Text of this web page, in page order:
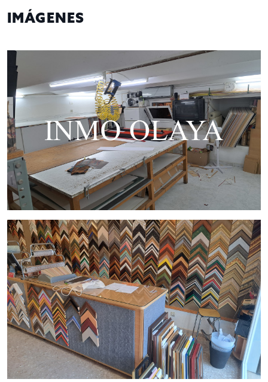
Venta 116.000€ y alquiler 2.000 euros
Consúltenos mas información y pídanos cita hoy mismo.
InmoOlaya, agencia líder en traspasos de hotelería, póngase
en contacto con nosotros, o visite nuestro portal;
encontrará la mayor selección de restaurantes y negocios de
hostelería en traspaso de Barcelona. Un asesor le
acompañara en todo el proceso, ahorrando tiempo y
seleccionando los mejores negocios para su proyecto.
IMÁGENES